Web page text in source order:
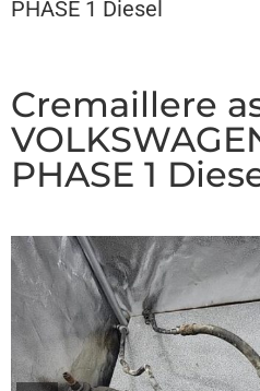
PHASE 1 Diesel
Cremaillere
PHASE 1